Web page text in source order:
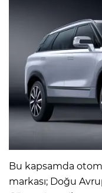
Bu kapsamda
markası; Doğu